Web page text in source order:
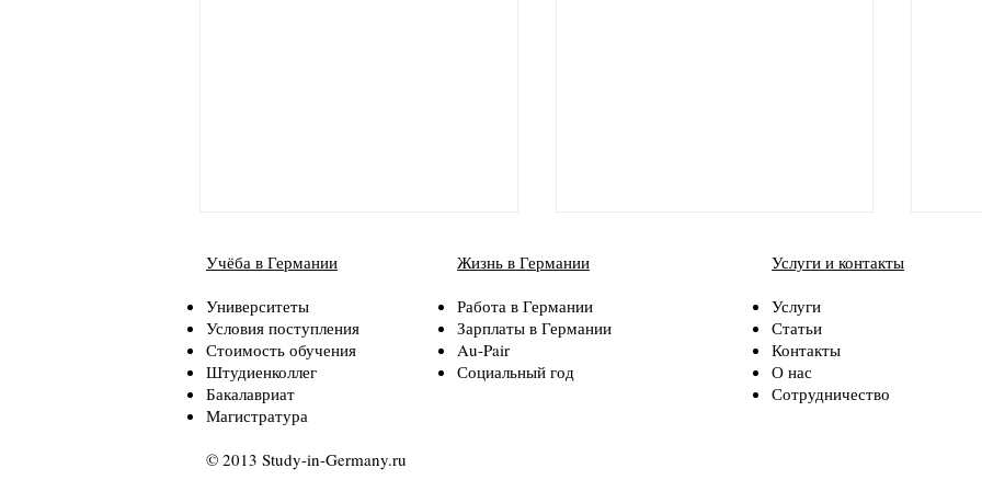
Обзор студенческого
общежития в Аугсбурге
Учёба в Германии
Университеты
Условия поступления
Стоимость обучения
Штудиенколлег
Бакалавриат
Магистратура
© 2013 Study-in-Germany.ru
Жизнь в Германии
Работа в Германии
Зарплаты в Германии
Au-Pair
Социальный год
Услуги и контакты
Услуги
Статьи
Контакты
О нас
Сотрудничество